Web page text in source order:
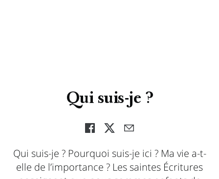
Qui suis-je ?
Qui suis-je ? Pourquoi suis-je ici ? Ma vie a-t-
elle de l’importance ? Les saintes Écritures